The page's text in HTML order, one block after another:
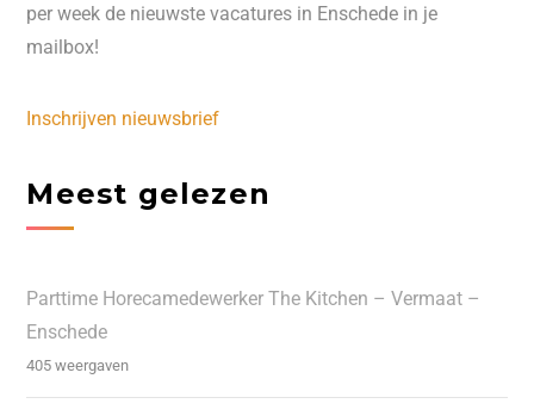
per week de nieuwste vacatures in Enschede in je
mailbox!
Inschrijven nieuwsbrief
Meest gelezen
Parttime Horecamedewerker The Kitchen – Vermaat –
Enschede
405 weergaven